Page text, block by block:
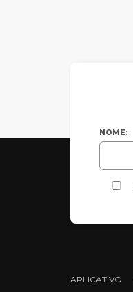
NOME:
APLICATIVO